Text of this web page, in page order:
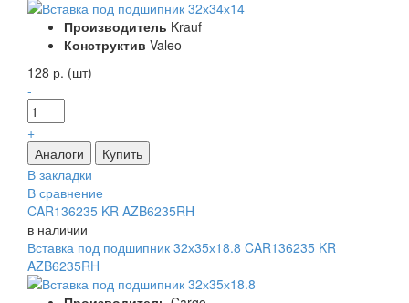
Производитель Krauf
Конструктив Valeo
128 р. (шт)
-
+
В закладки
В сравнение
CAR136235 KR AZB6235RH
в наличии
Вставка под подшипник 32х35х18.8 CAR136235 KR
AZB6235RH